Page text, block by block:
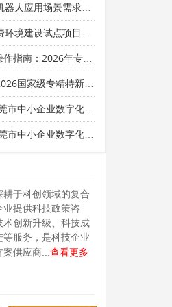
求清单征集申报时间、条件要求
目申报时间、条件要求、补助奖励
专精特新贷款贴息线上申报全流程
材料中6大核心模块的撰写要点与加分技巧
点专项资金两化融合管理体系贯标项目资助计划
资金两化融合管理体系贯标项目拟资助企业名单的公示
于科创领域的复合
提供科技政策咨
创新升级、科技成
服务，是科技企业
供应商... 查看更多